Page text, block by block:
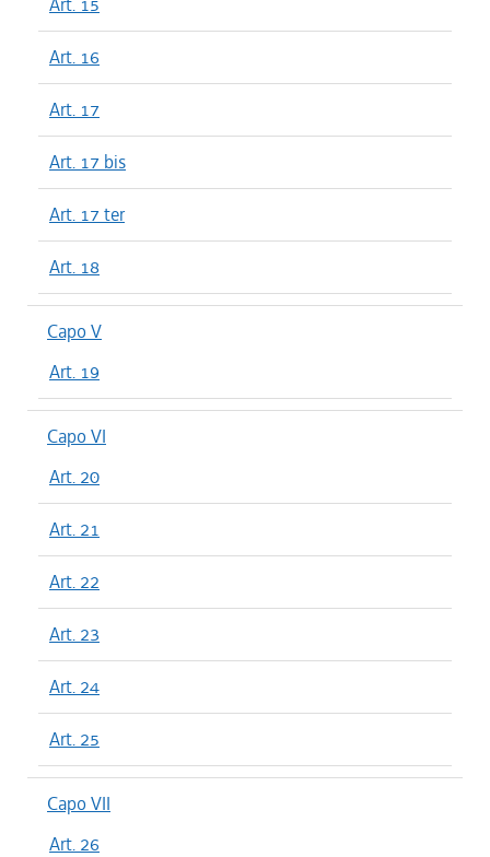
Art. 16
Art. 17
Art. 17 bis
Art. 17 ter
Art. 18
Capo V
Art. 19
Capo VI
Art. 20
Art. 21
Art. 22
Art. 23
Art. 24
Art. 25
Capo VII
Art. 26